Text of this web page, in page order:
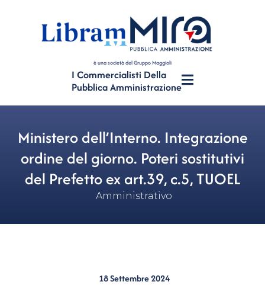
è una società del Gruppo Maggioli
I Commercialisti Della
Pubblica Amministrazione
Ministero dell’Interno. Integrazione
ordine del giorno. Poteri sostitutivi
del Prefetto ex art.39, c.5, TUOEL
Amministrativo
18 Settembre 2024